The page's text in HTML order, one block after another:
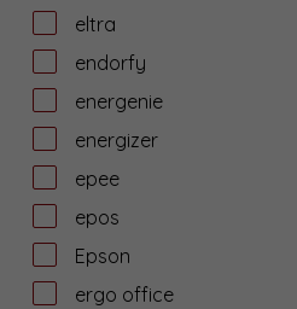
eltra
endorfy
energenie
energizer
epee
epos
Epson
ergo office